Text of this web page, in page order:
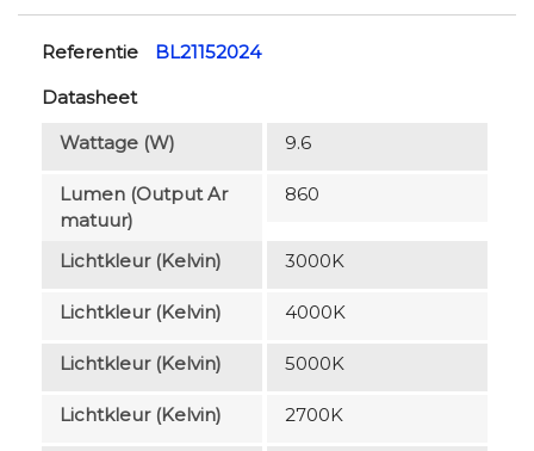
Referentie
BL21152024
Datasheet
Wattage (W)
9.6
Lumen (output Ar
Matuur)
860
Lichtkleur (Kelvin) 3000K
Lichtkleur (Kelvin) 4000K
Lichtkleur (Kelvin) 5000K
Lichtkleur (Kelvin) 2700K